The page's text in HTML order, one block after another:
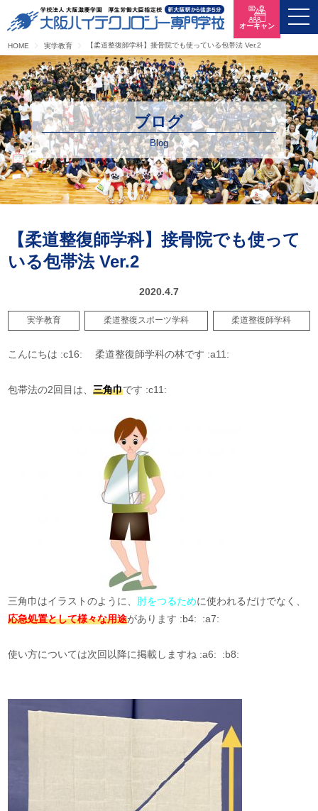
HOME 実学教育 【柔道整復師学科】接骨院でも使っている包帯法 Ver.2
オーキャン
ブログ
Blog
【柔道整復師学科】接骨院でも使って
いる包帯法 Ver.2
2020.4.7
実学教育 柔道整復スポーツ学科 柔道整復師学科
こんにちは :c16: 柔道整復師学科の林です :a11:
包帯法の2回目は、三角巾です :c11:
三角巾はイラストのように、 肘をつるために使われるだけでなく、
応急処置として様々な用途があります :b4: :a7:
使い方については次回以降に掲載しますね :a6: :b8: